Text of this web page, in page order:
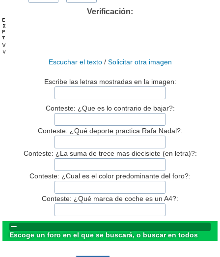
Verificación:
Escuchar el texto/ Solicitar otra imagen
Escribe las letras mostradas en la imagen:
Conteste: ¿Que es lo contrario de bajar?:
Conteste: ¿Qué deporte practica Rafa Nadal?:
Conteste: ¿La suma de trece mas diecisiete (en letra)?:
Conteste: ¿Cual es el color predominante del foro?:
Conteste: ¿Qué marca de coche es un A4?:
Escoge un foro en el que se buscará, o buscar en todos